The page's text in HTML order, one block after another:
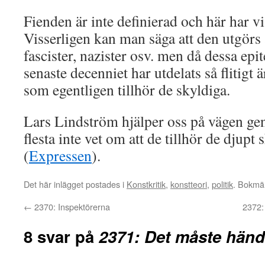
Fienden är inte definierad och här har
Visserligen kan man säga att den
fascister, nazister osv. men då dessa
senaste decenniet har utdelats så flitigt
som egentligen tillhör de skyldiga.
Lars Lindström hjälper oss på vägen
flesta inte vet om att de tillhör de djupt
(Expressen).
Det här inlägget postades i Konstkritik, konstteori, politik.
← 2370: Inspektörerna
8 svar på2371: Det måste